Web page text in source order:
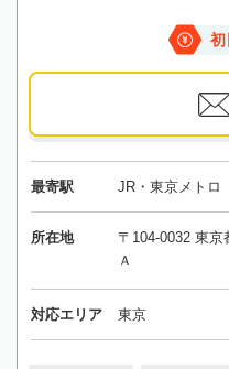
最寄駅 JR・東京メトロ
所在地
〒104-0032 東京
Ａ
対応エリア 東京